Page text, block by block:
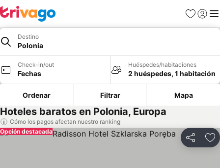
Favoritos
Iniciar
Destino
Polonia
Check-in/out
Fechas
Huéspedes/habitaciones
2 huéspedes, 1 habitación
Ordenar Filtrar Mapa
Hoteles baratos en Polonia, Europa
Cómo los pagos afectan nuestro ranking
Compartir
Opción destacada